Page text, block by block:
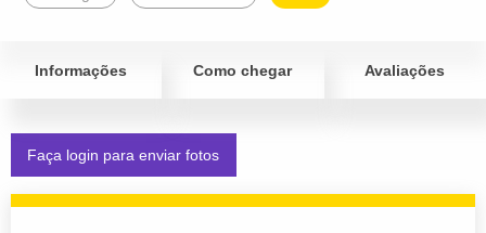
Informações Como chegar Avaliações
Faça login para enviar fotos